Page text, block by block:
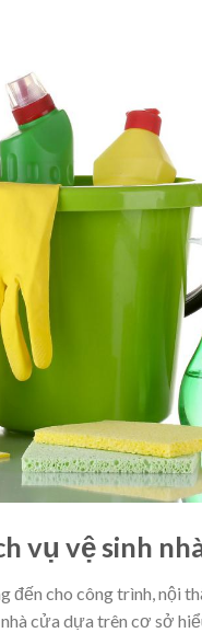
vụ vệ sinh
đến cho công trình, nội
cửa dựa trên cơ sở